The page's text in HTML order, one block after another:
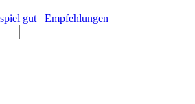
spiel gut Empfehlungen